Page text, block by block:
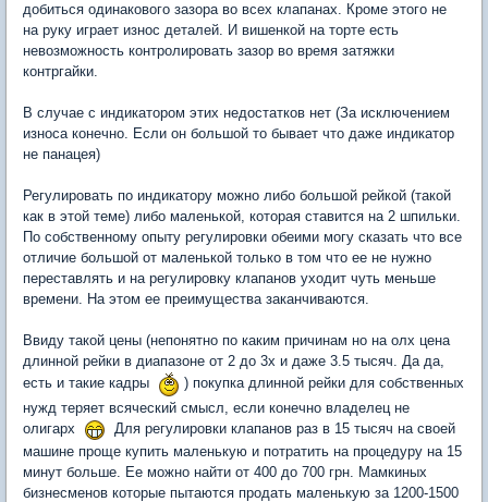
добиться одинакового зазора во всех клапанах. Кроме этого не
на руку играет износ деталей. И вишенкой на торте есть
невозможность контролировать зазор во время затяжки
контргайки.
В случае с индикатором этих недостатков нет (За исключением
износа конечно. Если он большой то бывает что даже индикатор
не панацея)
Регулировать по индикатору можно либо большой рейкой (такой
как в этой теме) либо маленькой, которая ставится на 2 шпильки.
По собственному опыту регулировки обеими могу сказать что все
отличие большой от маленькой только в том что ее не нужно
переставлять и на регулировку клапанов уходит чуть меньше
времени. На этом ее преимущества заканчиваются.
Ввиду такой цены (непонятно по каким причинам но на олх цена
длинной рейки в диапазоне от 2 до 3х и даже 3.5 тысяч. Да да,
есть и такие кадры
) покупка длинной рейки для собственных
нужд теряет всяческий смысл, если конечно владелец не
олигарх
Для регулировки клапанов раз в 15 тысяч на своей
машине проще купить маленькую и потратить на процедуру на 15
минут больше. Ее можно найти от 400 до 700 грн. Мамкиных
бизнесменов которые пытаются продать маленькую за 1200-1500